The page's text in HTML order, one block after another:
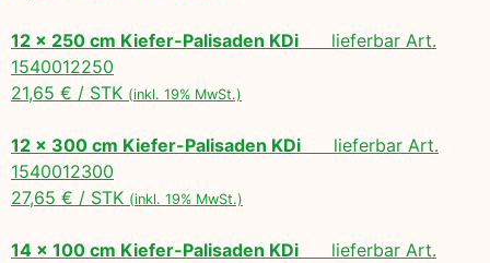
12 x 250 cm Kiefer-Palisaden KDi lieferbar Art.
1540012250
21,65 € / STK (inkl. 19% MwSt.)
12 x 300 cm Kiefer-Palisaden KDi lieferbar Art.
1540012300
27,65 € / STK (inkl. 19% MwSt.)
14 x 100 cm Kiefer-Palisaden KDi lieferbar Art.